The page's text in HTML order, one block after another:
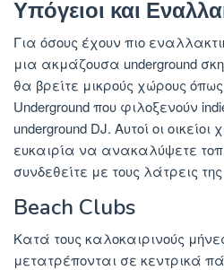
Υπόγειοι και
Για όσους έχουν πιο
μια ακμάζουσα underground
θα βρείτε μικρούς χώρους
Underground που φιλοξενούν
underground DJ. Αυτοί οι
ευκαιρία να ανακαλύψετε
συνδεθείτε με τους λάτρεις
Beach Clubs
Κατά τους καλοκαιρινούς
μετατρέπονται σε κεντρικά